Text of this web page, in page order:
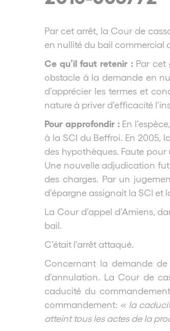
Par cet arrêt, la Cour de
en nullité du bail commercial
Ce qu’il faut retenir : Par cet
obstacle à la demande en
d’apprécier les termes et
nature à priver d’efficacité
Pour approfondir : En
à la SCI du Beffroi. En 2005,
des hypothèques. Faute
Une nouvelle adjudication
des charges. Par un
d’épargne assignait la SCI
La Cour d’appel d’Amiens,
bail.
C’était l’arrêt attaqué.
Concernant la demande
d’annulation. La Cour de
caducité du
commandement: « la
atteint tous les actes de la